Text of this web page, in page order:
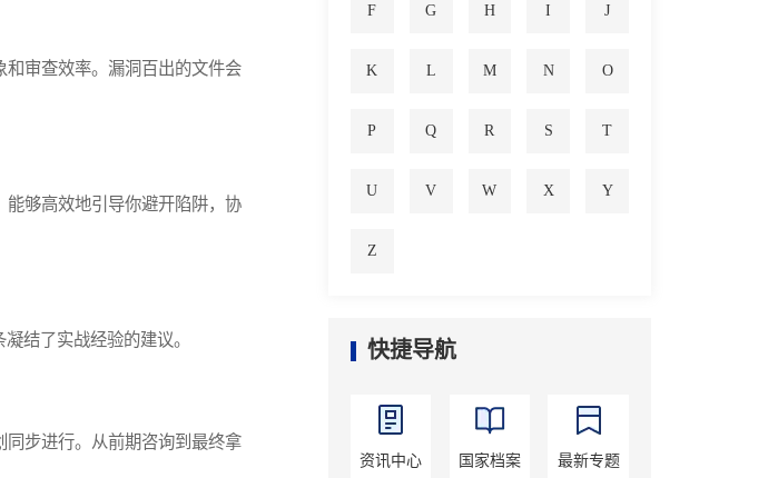
审查效率。漏洞百出的文件会
够高效地引导你避开陷阱，协
结了实战经验的建议。
步进行。从前期咨询到最终拿
F G H I J
K L M N O
P Q R S T
U V W X Y
Z
快捷导航
资讯中心 国家档案 最新专题